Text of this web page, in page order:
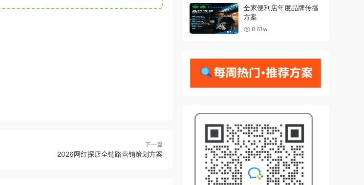
下一篇
2026网红探店全链路营销策划方案
全家便利店年度品牌传播
方案
8.61w